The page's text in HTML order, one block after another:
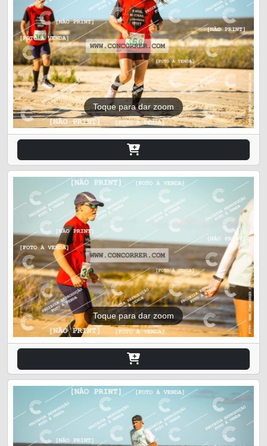
Toque para dar zoom
Toque para dar zoom